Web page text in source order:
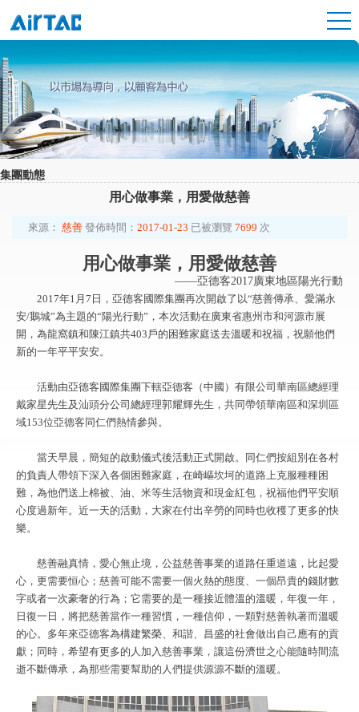
集團動態
用心做事業，用愛做慈善
來源： 慈善 發佈時間： 2017-01-23 已被瀏覽 7699 次
用心做事業，用愛做慈善
——亞德客2017廣東地區陽光行動
2017年1月7日，亞德客國際集團再次開啟了以“慈善傳承、愛滿永
安/鵝城”為主題的“陽光行動”，本次活動在廣東省惠州市和河源市展
開，為龍窩鎮和陳江鎮共403戶的困難家庭送去溫暖和祝福，祝願他們
新的一年平平安安。
活動由亞德客國際集團下轄亞德客（中國）有限公司華南區總經理
戴家星先生及汕頭分公司總經理郭耀輝先生，共同帶領華南區和深圳區
域153位亞德客同仁們熱情參與。
當天早晨，簡短的啟動儀式後活動正式開啟。同仁們按組別在各村
的負責人帶領下深入各個困難家庭，在崎嶇坎坷的道路上克服種種困
難，為他們送上棉被、油、米等生活物資和現金紅包，祝福他們平安順
心度過新年。近一天的活動，大家在付出辛勞的同時也收穫了更多的快
樂。
慈善融真情，愛心無止境，公益慈善事業的道路任重道遠，比起愛
心，更需要恒心；慈善可能不需要一個火熱的態度、一個昂貴的錢財數
字或者一次豪奢的行為；它需要的是一種接近體溫的溫暖，年復一年，
日復一日，將把慈善當作一種習慣，一種信仰，一顆對慈善執著而溫暖
的心。多年來亞德客為構建繁榮、和諧、昌盛的社會做出自己應有的貢
獻；同時，希望有更多的人加入慈善事業，讓這份濟世之心能隨時間流
逝不斷傳承，為那些需要幫助的人們提供源源不斷的溫暖。